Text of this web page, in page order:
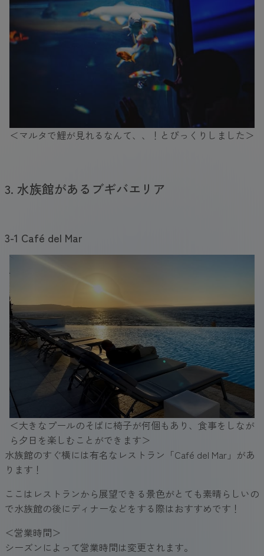
＜マルタで鯉が見れるなんて、、！とびっくりしました＞
3. 水族館があるブギバエリア
3-1 Café del Mar
＜大きなプールのそばに椅子が何個もあり、食事をしなが
ら夕日を楽しむことができます＞
水族館のすぐ横には有名なレストラン「Café del Mar」があ
ります！
ここはレストランから展望できる景色がとても素晴らしいの
で水族館の後にディナーなどをする際はおすすめです！
＜営業時間＞
シーズンによって営業時間は変更されます。